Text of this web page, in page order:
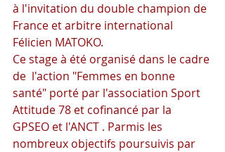
à l'invitation du double champion de
France et arbitre international
Félicien MATOKO.
Ce stage à été organisé dans le cadre
de  l'action "Femmes en bonne
santé" porté par l'association Sport
Attitude 78 et cofinancé par la
GPSEO et l'ANCT . Parmis les
nombreux objectifs poursuivis par